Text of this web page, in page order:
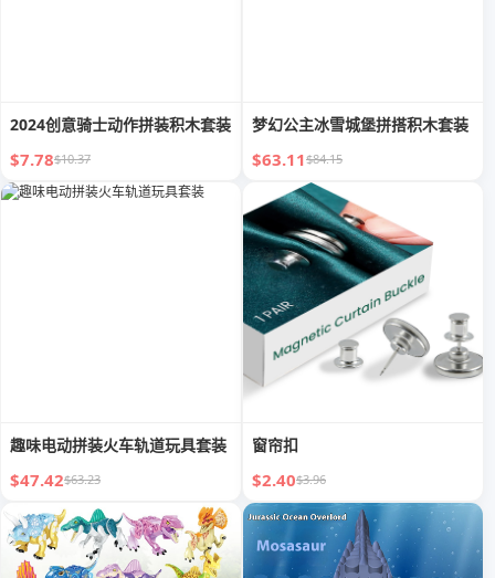
2024创意骑士动作拼装积木套装
$7.78$10.37
梦幻公主冰雪城堡拼搭积木套装
$63.11$84.15
趣味电动拼装火车轨道玩具套装
$47.42$63.23
窗帘扣
$2.40$3.96